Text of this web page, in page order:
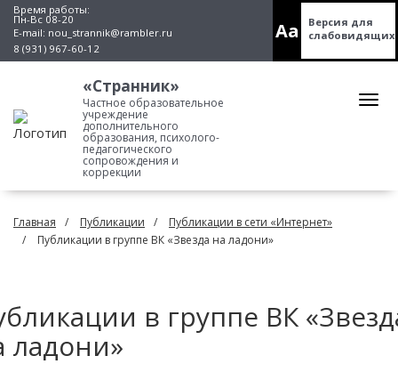
Время работы:
Пн-Вс 08-20
E-mail: nou_strannik@rambler.ru
8 (931) 967-60-12
Aa
Версия для
слабовидящих
«Странник»
Частное образовательное
учреждение
дополнительного
образования, психолого-
педагогического
сопровождения и
коррекции
Главная Публикации
Публикации в сети «Интернет»
Публикации в группе ВК «Звезда на ладони»
в группе ВК
ладони»